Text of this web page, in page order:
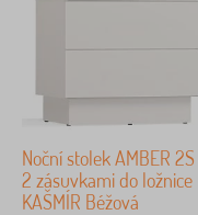
Dostupnost
Podkategorie
Noční stolek AMBER
2 zásuvkami do ložnice
KAŠMÍR Béžová